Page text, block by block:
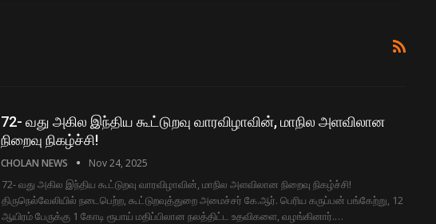
72- வது அகில இந்திய கூட்டுறவு வாரவிழாவின், மாநில அளவிலான
நிறைவு நிகழ்ச்சி!
CHOLAN NEWS Nov 24, 2025
72- வது அகில இந்திய கூட்டுறவு வாரவிழாவின், மாநில அளவிலான நிறைவு நிகழ்ச்சி!
திருநெல்வேலியில் நடைபெற்ற, கூட்டுறவுத்துறை அமைச்சர் கே.ஆர். பெரிய கருப்பன் பங்கேற்று, 12
ஆயிரம் பேருக்கு 1 கோடி ரூபாய் மதிப்பிலான நலத்திட்ட உதவிகளை, வழங்கினார்.…